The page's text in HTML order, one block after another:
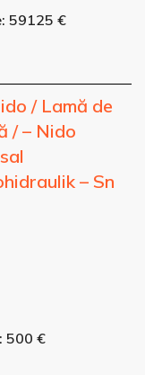
59125 €
/ Lamă de
/ – Nido
– Sn
500 €